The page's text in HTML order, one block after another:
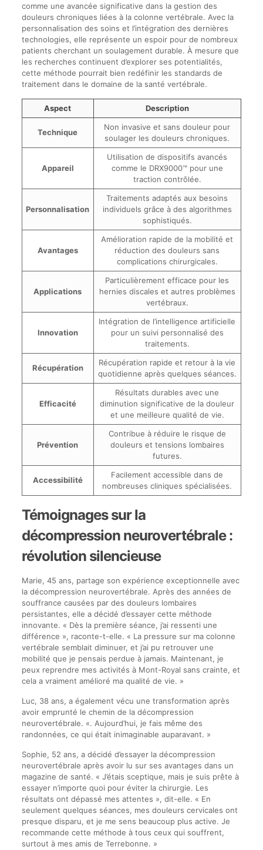
comme une avancée significative dans la gestion des
douleurs chroniques liées à la colonne vertébrale. Avec la
personnalisation des soins et l’intégration des dernières
technologies, elle représente un espoir pour de nombreux
patients cherchant un soulagement durable. À mesure que
les recherches continuent d’explorer ses potentialités,
cette méthode pourrait bien redéfinir les standards de
traitement dans le domaine de la santé vertébrale.
Aspect Description
Technique
Non invasive et sans douleur pour
soulager les douleurs chroniques.
Appareil
Utilisation de dispositifs avancés
comme le DRX9000™ pour une
traction contrôlée.
Personnalisation
Traitements adaptés aux besoins
individuels grâce à des algorithmes
sophistiqués.
Avantages
Amélioration rapide de la mobilité et
réduction des douleurs sans
complications chirurgicales.
Applications
Particulièrement efficace pour les
hernies discales et autres problèmes
vertébraux.
Innovation
Intégration de l’intelligence artificielle
pour un suivi personnalisé des
traitements.
Récupération
Récupération rapide et retour à la vie
quotidienne après quelques séances.
Efficacité
Résultats durables avec une
diminution significative de la douleur
et une meilleure qualité de vie.
Prévention
Contribue à réduire le risque de
douleurs et tensions lombaires
futures.
Accessibilité
Facilement accessible dans de
nombreuses cliniques spécialisées.
Témoignages sur la
décompression neurovertébrale :
révolution silencieuse
Marie, 45 ans, partage son expérience exceptionnelle avec
la décompression neurovertébrale. Après des années de
souffrance causées par des douleurs lombaires
persistantes, elle a décidé d’essayer cette méthode
innovante. « Dès la première séance, j’ai ressenti une
différence », raconte-t-elle. « La pressure sur ma colonne
vertébrale semblait diminuer, et j’ai pu retrouver une
mobilité que je pensais perdue à jamais. Maintenant, je
peux reprendre mes activités à Mont-Royal sans crainte, et
cela a vraiment amélioré ma qualité de vie. »
Luc, 38 ans, a également vécu une transformation après
avoir emprunté le chemin de la décompression
neurovertébrale. «. Aujourd’hui, je fais même des
randonnées, ce qui était inimaginable auparavant. »
Sophie, 52 ans, a décidé d’essayer la décompression
neurovertébrale après avoir lu sur ses avantages dans un
magazine de santé. « J’étais sceptique, mais je suis prête à
essayer n’importe quoi pour éviter la chirurgie. Les
résultats ont dépassé mes attentes », dit-elle. « En
seulement quelques séances, mes douleurs cervicales ont
presque disparu, et je me sens beaucoup plus active. Je
recommande cette méthode à tous ceux qui souffrent,
surtout à mes amis de Terrebonne. »